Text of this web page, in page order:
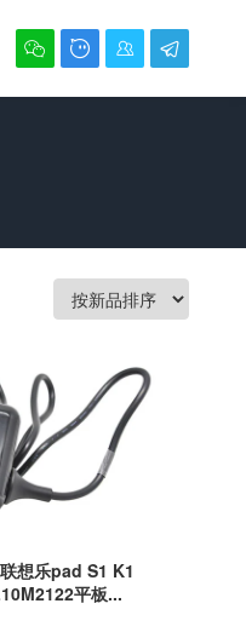
   
想乐pad S1 K1
平板...